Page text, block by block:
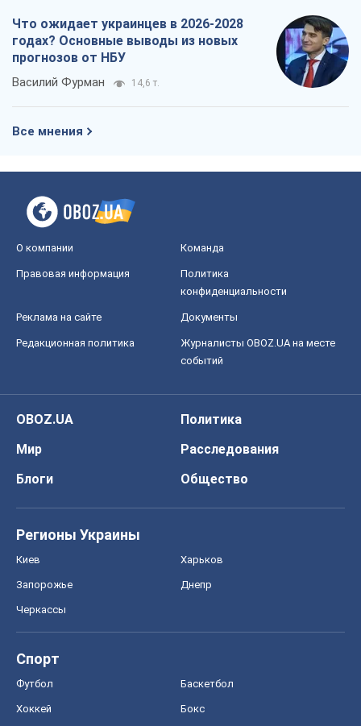
Что ожидает украинцев в 2026-2028
годах? Основные выводы из новых
прогнозов от НБУ
Василий Фурман 14,6 т.
Все мнения
О компании Команда
Правовая информация
Политика
конфиденциальности
Реклама на сайте Документы
Редакционная политика
Журналисты OBOZ.UA на месте
событий
OBOZ.UA
Политика
Мир
Расследования
Блоги
Общество
Регионы Украины
Киев Харьков
Запорожье Днепр
Черкассы
Спорт
Футбол Баскетбол
Хоккей Бокс